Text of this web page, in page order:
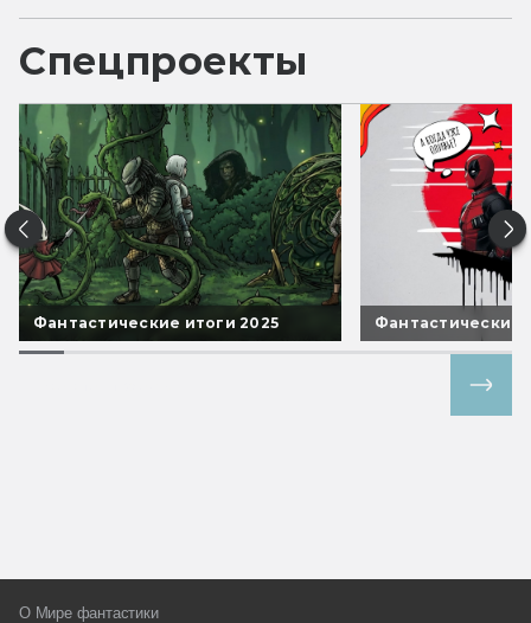
Спецпроекты
Фантастические итоги 2025 Фантастические
О Мире фантастики